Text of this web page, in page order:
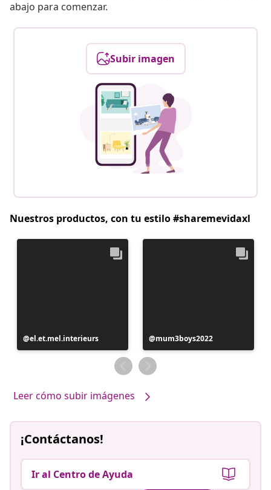
abajo para comenzar.
Subir imagen
Nuestros productos, con tu estilo #sharemevidaxl
Publicación
realizada
el.et.mel.interieurs
Publicación
realizada
por
mum3boys2022
Leer cómo subir imágenes
¡Contáctanos!
Ir al Centro de Ayuda